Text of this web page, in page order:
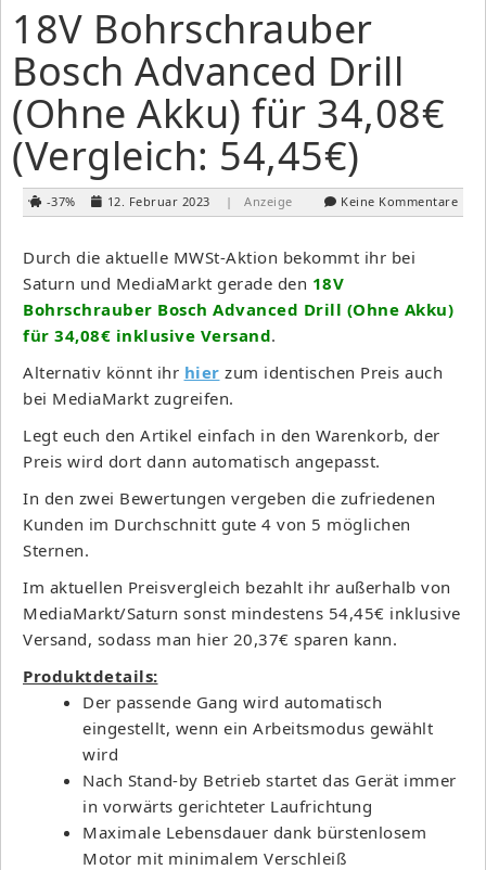
18V Bohrschrauber
Bosch Advanced Drill
(Ohne Akku) für 34,08€
(Vergleich: 54,45€)
-37% 12. Februar 2023 | Anzeige Keine Kommentare
Durch die aktuelle MWSt-Aktion bekommt ihr bei
Saturn und MediaMarkt gerade den 18V
Bohrschrauber Bosch Advanced Drill (Ohne Akku)
für 34,08€ inklusive Versand.
Alternativ könnt ihr hier zum identischen Preis auch
bei MediaMarkt zugreifen.
Legt euch den Artikel einfach in den Warenkorb, der
Preis wird dort dann automatisch angepasst.
In den zwei Bewertungen vergeben die zufriedenen
Kunden im Durchschnitt gute 4 von 5 möglichen
Sternen.
Im aktuellen Preisvergleich bezahlt ihr außerhalb von
MediaMarkt/Saturn sonst mindestens 54,45€ inklusive
Versand, sodass man hier 20,37€ sparen kann.
Produktdetails:
Der passende Gang wird automatisch
eingestellt, wenn ein Arbeitsmodus gewählt
wird
Nach Stand-by Betrieb startet das Gerät immer
in vorwärts gerichteter Laufrichtung
Maximale Lebensdauer dank bürstenlosem
Motor mit minimalem Verschleiß